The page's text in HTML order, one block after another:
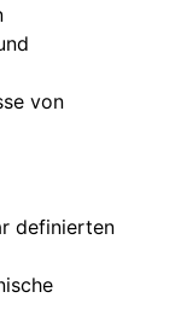
von
definierten